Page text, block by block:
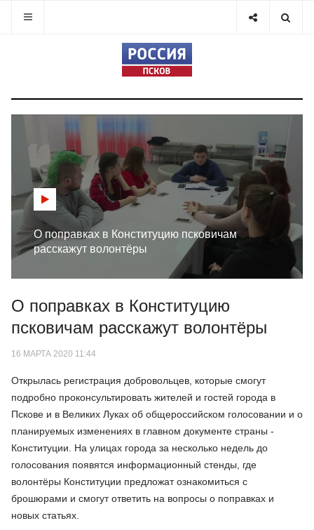
О поправках в Конституцию псковичам
расскажут волонтёры
О поправках в Конституцию
псковичам расскажут волонтёры
16 МАРТА 2020 11:44
Открылась регистрация добровольцев, которые смогут
подробно проконсультировать жителей и гостей города в
Пскове и в Великих Луках об общероссийском голосовании и о
планируемых изменениях в главном документе страны -
Конституции. На улицах города за несколько недель до
голосования появятся информационный стенды, где
волонтёры Конституции предложат ознакомиться с
брошюрами и смогут ответить на вопросы о поправках и
новых статьях.